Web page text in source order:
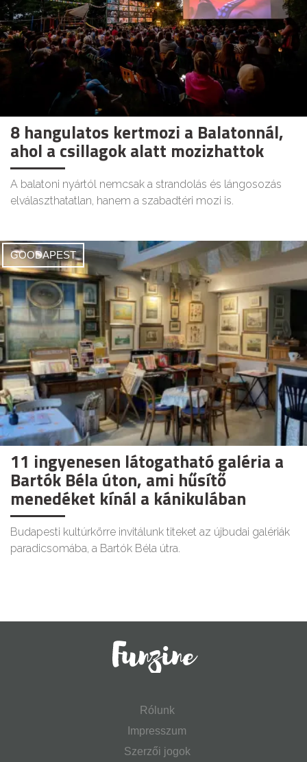
8 hangulatos kertmozi a Balatonnál,
ahol a csillagok alatt mozizhattok
A balatoni nyártól nemcsak a strandolás és lángosozás
elválaszthatatlan, hanem a szabadtéri mozi is.
GOODAPEST
11 ingyenesen látogatható galéria a
Bartók Béla úton, ami hűsítő
menedéket kínál a kánikulában
Budapesti kultúrkörre invitálunk titeket az újbudai galériák
paradicsomába, a Bartók Béla útra.
Rólunk
Impresszum
Szerzői jogok